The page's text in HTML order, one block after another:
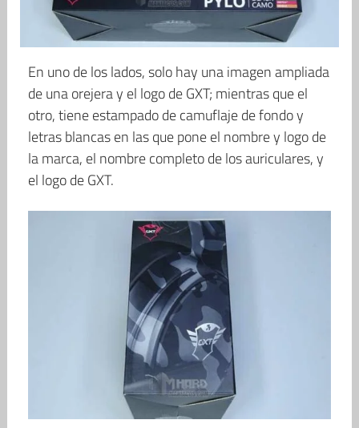
En uno de los lados, solo hay una imagen ampliada
de una orejera y el logo de GXT; mientras que el
otro, tiene estampado de camuflaje de fondo y
letras blancas en las que pone el nombre y logo de
la marca, el nombre completo de los auriculares, y
el logo de GXT.